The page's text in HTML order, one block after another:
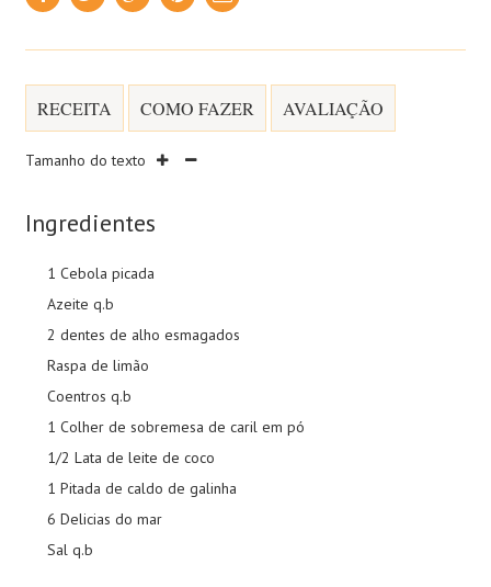
RECEITA COMO FAZER AVALIAÇÃO
Tamanho do texto
Ingredientes
1 Cebola picada
Azeite q.b
2 dentes de alho esmagados
Raspa de limão
Coentros q.b
1 Colher de sobremesa de caril em pó
1/2 Lata de leite de coco
1 Pitada de caldo de galinha
6 Delicias do mar
Sal q.b